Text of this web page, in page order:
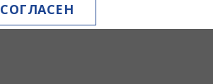
СОГЛАСЕН